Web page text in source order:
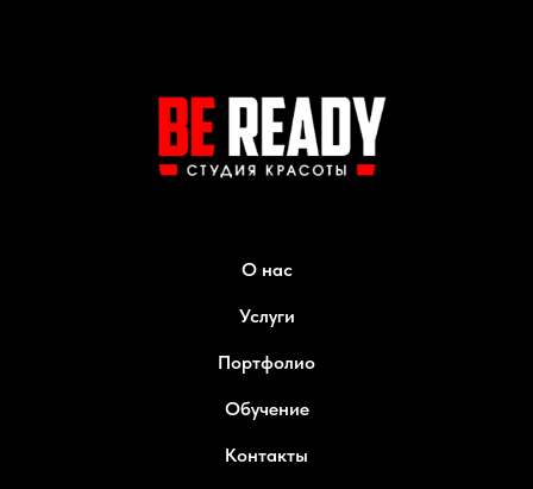
О нас
Услуги
Портфолио
Обучение
Контакты